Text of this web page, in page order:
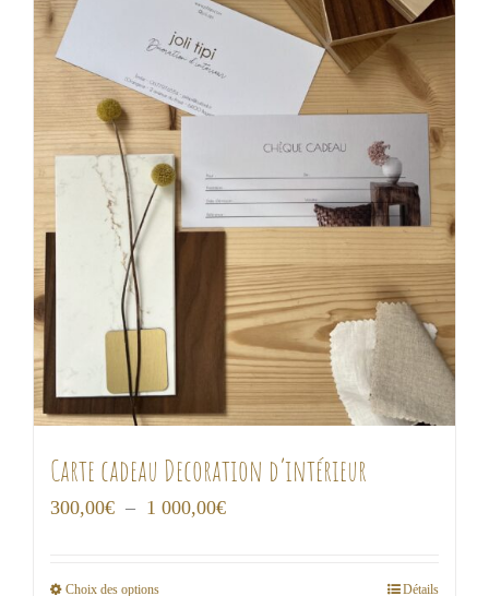
Carte cadeau Decoration d’intérieur
300,00€ – 1 000,00€Plage
Choix des options Détails